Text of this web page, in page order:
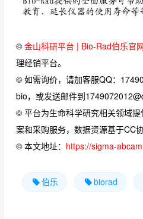
© 金山科研平台 | Bio-Rad伯乐官
理经销平台。
© 如需询价，请加客服QQ：
bio，或发送邮件到
© 平台为生命科学研究相关领域
案和采购服务，数据资源基于CC协
© 本文地址： https://sigma-
伯乐 biorad